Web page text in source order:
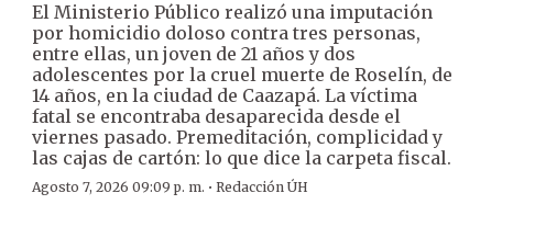
El Ministerio Público realizó una imputación
por homicidio doloso contra tres personas,
entre ellas, un joven de 21 años y dos
adolescentes por la cruel muerte de Roselín, de
14 años, en la ciudad de Caazapá. La víctima
fatal se encontraba desaparecida desde el
viernes pasado. Premeditación, complicidad y
las cajas de cartón: lo que dice la carpeta fiscal.
Agosto 7, 2026 09:09 p. m. · Redacción ÚH